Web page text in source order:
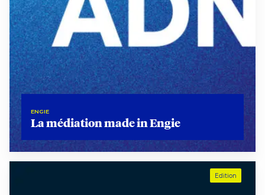
ENGIE
La médiation made in Engie
Edition